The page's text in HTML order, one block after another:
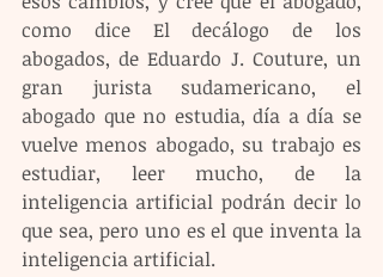
como dice El decálogo de los
abogados, de Eduardo J. Couture, un
gran jurista sudamericano, el
abogado que no estudia, día a día se
vuelve menos abogado, su trabajo es
estudiar, leer mucho, de la
inteligencia artificial podrán decir lo
que sea, pero uno es el que inventa la
inteligencia artificial.